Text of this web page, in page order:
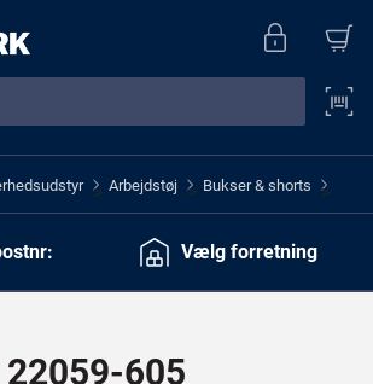
> Arbejdstøj > Bukser & shorts >
Vælg forretning
22059-605